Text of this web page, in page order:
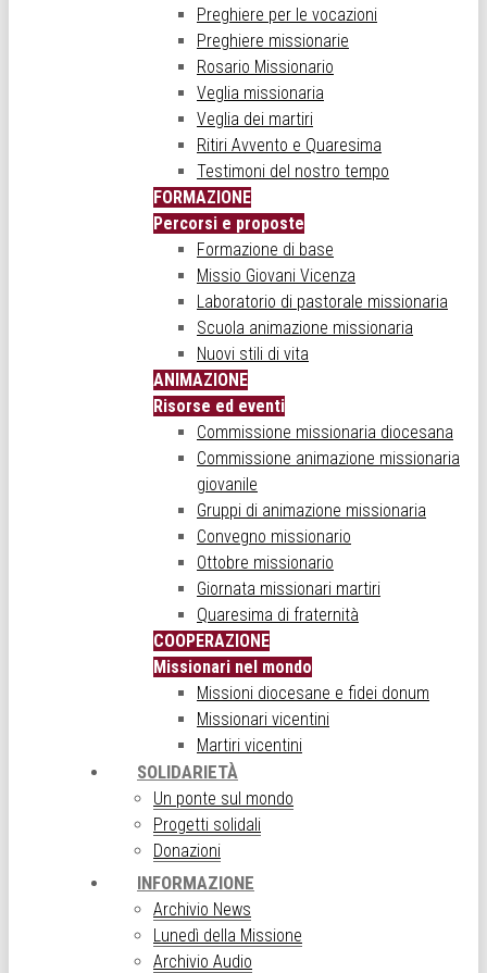
Preghiere per le vocazioni
Preghiere missionarie
Rosario Missionario
Veglia missionaria
Veglia dei martiri
Ritiri Avvento e Quaresima
Testimoni del nostro tempo
FORMAZIONE
Percorsi e proposte
Formazione di base
Missio Giovani Vicenza
Laboratorio di pastorale missionaria
Scuola animazione missionaria
Nuovi stili di vita
ANIMAZIONE
Risorse ed eventi
Commissione missionaria diocesana
Commissione animazione missionaria
giovanile
Gruppi di animazione missionaria
Convegno missionario
Ottobre missionario
Giornata missionari martiri
Quaresima di fraternità
COOPERAZIONE
Missionari nel mondo
Missioni diocesane e fidei donum
Missionari vicentini
Martiri vicentini
SOLIDARIETÀ
Un ponte sul mondo
Progetti solidali
Donazioni
INFORMAZIONE
Archivio News
Lunedì della Missione
Archivio Audio